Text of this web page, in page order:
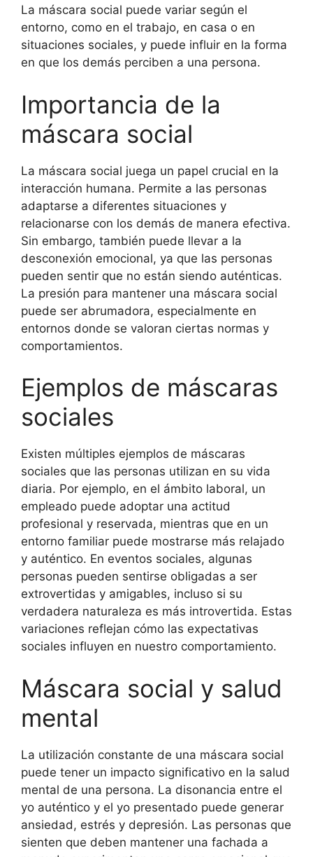
La máscara social puede variar según el
entorno, como en el trabajo, en casa o en
situaciones sociales, y puede influir en la forma
en que los demás perciben a una persona.
Importancia de la
máscara social
La máscara social juega un papel crucial en la
interacción humana. Permite a las personas
adaptarse a diferentes situaciones y
relacionarse con los demás de manera efectiva.
Sin embargo, también puede llevar a la
desconexión emocional, ya que las personas
pueden sentir que no están siendo auténticas.
La presión para mantener una máscara social
puede ser abrumadora, especialmente en
entornos donde se valoran ciertas normas y
comportamientos.
Ejemplos de máscaras
sociales
Existen múltiples ejemplos de máscaras
sociales que las personas utilizan en su vida
diaria. Por ejemplo, en el ámbito laboral, un
empleado puede adoptar una actitud
profesional y reservada, mientras que en un
entorno familiar puede mostrarse más relajado
y auténtico. En eventos sociales, algunas
personas pueden sentirse obligadas a ser
extrovertidas y amigables, incluso si su
verdadera naturaleza es más introvertida. Estas
variaciones reflejan cómo las expectativas
sociales influyen en nuestro comportamiento.
Máscara social y salud
mental
La utilización constante de una máscara social
puede tener un impacto significativo en la salud
mental de una persona. La disonancia entre el
yo auténtico y el yo presentado puede generar
ansiedad, estrés y depresión. Las personas que
sienten que deben mantener una fachada a